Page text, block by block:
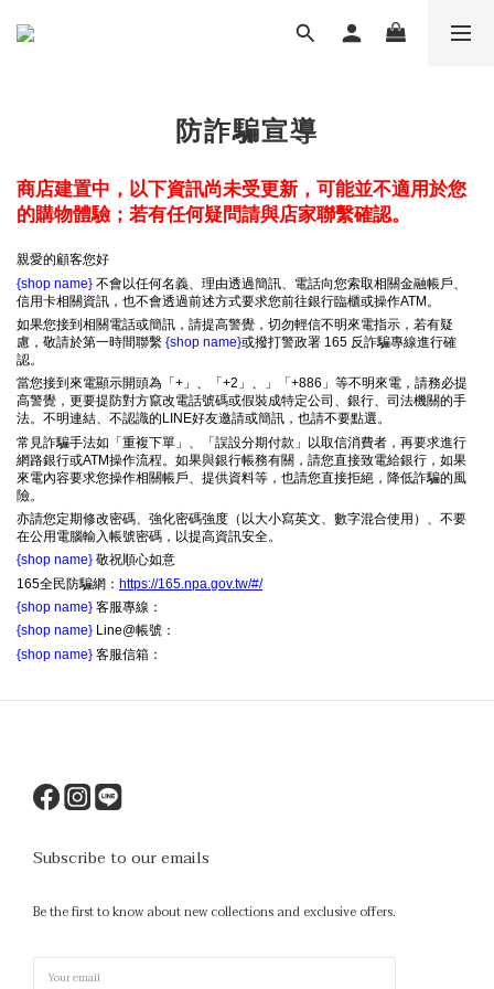
防詐騙宣導
商店建置中，以下資訊尚未受更新，可能並不適用於您
的購物體驗；若有任何疑問請與店家聯繫確認。
親愛的顧客您好
{shop name} 不會以任何名義、理由透過簡訊、電話向您索取相關金融帳戶、
信用卡相關資訊，也不會透過前述方式要求您前往銀行臨櫃或操作ATM。
如果您接到相關電話或簡訊，請提高警覺，切勿輕信不明來電指示，若有疑
慮，敬請於第一時間聯繫 {shop name}或撥打警政署 165 反詐騙專線進行確
認。
當您接到來電顯示開頭為「+」、「+2」、」「+886」等不明來電，請務必提
高警覺，更要提防對方竄改電話號碼或假裝成特定公司、銀行、司法機關的手
法。不明連結、不認識的LINE好友邀請或簡訊，也請不要點選。
常見詐騙手法如「重複下單」、「誤設分期付款」以取信消費者，再要求進行
網路銀行或ATM操作流程。如果與銀行帳務有關，請您直接致電給銀行，如果
來電內容要求您操作相關帳戶、提供資料等，也請您直接拒絕，降低詐騙的風
險。
亦請您定期修改密碼、強化密碼強度（以大小寫英文、數字混合使用）、不要
在公用電腦輸入帳號密碼，以提高資訊安全。
{shop name} 敬祝順心如意
165全民防騙網： https://165.npa.gov.tw/#/
{shop name} 客服專線：
{shop name} Line@帳號：
{shop name} 客服信箱：
Subscribe to our emails
Be the first to know about new collections and exclusive offers.